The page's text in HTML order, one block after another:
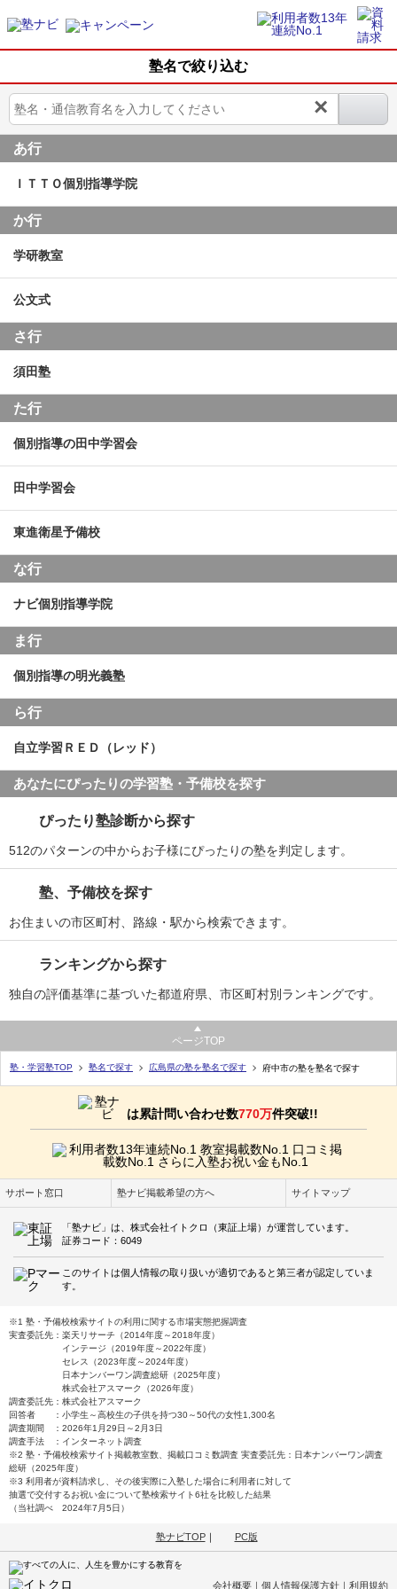
塾名で絞り込む
×
あ行
ＩＴＴＯ個別指導学院
か行
学研教室
公文式
さ行
須田塾
た行
個別指導の田中学習会
田中学習会
東進衛星予備校
な行
ナビ個別指導学院
ま行
個別指導の明光義塾
ら行
自立学習ＲＥＤ（レッド）
あなたにぴったりの学習塾・予備校を探す
ぴったり塾診断から探す
512のパターンの中からお子様にぴったりの塾を判定します。
塾、予備校を探す
お住まいの市区町村、路線・駅から検索できます。
ランキングから探す
独自の評価基準に基づいた都道府県、市区町村別ランキングです。
ページTOP
塾・学習塾TOP 塾名で探す 広島県の塾を塾名で探す 府中市の塾を塾名で探す
は累計問い合わせ数770万件突破!!
サポート窓口 塾ナビ掲載希望の方へ サイトマップ
「塾ナビ」は、株式会社イトクロ（東証上場）が運営しています。
証券コード：6049
このサイトは個人情報の取り扱いが適切であると第三者が認定していま
す。
※1 塾・予備校検索サイトの利用に関する市場実態把握調査
実査委託先：楽天リサーチ（2014年度～2018年度）
インテージ（2019年度～2022年度）
セレス（2023年度～2024年度）
日本ナンバーワン調査総研（2025年度）
株式会社アスマーク（2026年度）
調査委託先：株式会社アスマーク
回答者 ：小学生～高校生の子供を持つ30～50代の女性1,300名
調査期間 ：2026年1月29日～2月3日
調査手法 ：インターネット調査
※2 塾・予備校検索サイト掲載教室数、掲載口コミ数調査 実査委託先：日本ナンバーワン調査
総研（2025年度）
※3 利用者が資料請求し、その後実際に入塾した場合に利用者に対して
抽選で交付するお祝い金について塾検索サイト6社を比較した結果
（当社調べ 2024年7月5日）
塾ナビTOP｜ PC版
会社概要 ｜ 個人情報保護方針 ｜ 利用規約